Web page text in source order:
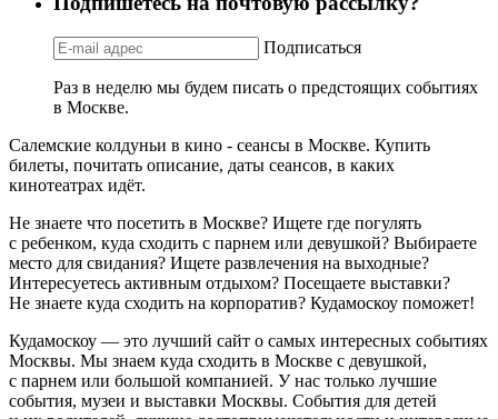
Подписаться
Раз в неделю мы будем писать о предстоящих событиях
в Москве.
Салемские колдуньи в кино - сеансы в Москве. Купить
билеты, почитать описание, даты сеансов, в каких
кинотеатрах идёт.
Не знаете что посетить в Москве? Ищете где погулять
с ребенком, куда сходить с парнем или девушкой? Выбираете
место для свидания? Ищете развлечения на выходные?
Интересуетесь активным отдыхом? Посещаете выставки?
Не знаете куда сходить на корпоратив? Кудамоскоу поможет!
Кудамоскоу — это лучший сайт о самых интересных событиях
Москвы. Мы знаем куда сходить в Москве с девушкой,
с парнем или большой компанией. У нас только лучшие
события, музеи и выставки Москвы. События для детей